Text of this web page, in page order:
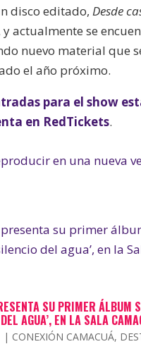
disco editado, Desde
y actualmente se
nuevo material que
el año próximo.
para el show
en RedTickets.
en una nueva
SU PRIMER ÁLBUM
AGUA’, EN LA SALA
| CONEXIÓN CAMACUÁ,